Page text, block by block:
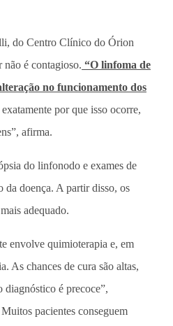
do Centro Clínico do Órion
é contagioso. “O linfoma de
no funcionamento dos
por que isso ocorre,
afirma.
do linfonodo e exames de
da doença. A partir disso, os
adequado.
envolve quimioterapia e, em
As chances de cura são altas,
é precoce”,
pacientes conseguem